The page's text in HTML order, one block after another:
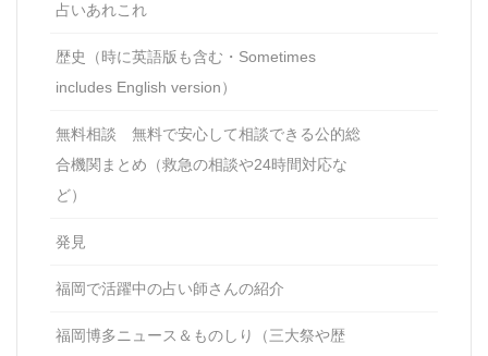
占いあれこれ
歴史（時に英語版も含む・Sometimes
includes English version）
無料相談 無料で安心して相談できる公的総
合機関まとめ（救急の相談や24時間対応な
ど）
発見
福岡で活躍中の占い師さんの紹介
福岡博多ニュース＆ものしり（三大祭や歴